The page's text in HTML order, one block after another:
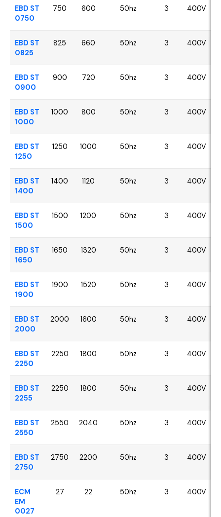
EBD ST
0750
750 600 50hz 3 400V
EBD ST
0825
825 660 50hz 3 400V
EBD ST
0900
900 720 50hz 3 400V
EBD ST
1000
1000 800 50hz 3 400V
EBD ST
1250
1250 1000 50hz 3 400V
EBD ST
1400
1400 1120 50hz 3 400V
EBD ST
1500
1500 1200 50hz 3 400V
EBD ST
1650
1650 1320 50hz 3 400V
EBD ST
1900
1900 1520 50hz 3 400V
EBD ST
2000
2000 1600 50hz 3 400V
EBD ST
2250
2250 1800 50hz 3 400V
EBD ST
2255
2250 1800 50hz 3 400V
EBD ST
2550
2550 2040 50hz 3 400V
EBD ST
2750
2750 2200 50hz 3 400V
ECM
EM
0027
27 22 50hz 3 400V